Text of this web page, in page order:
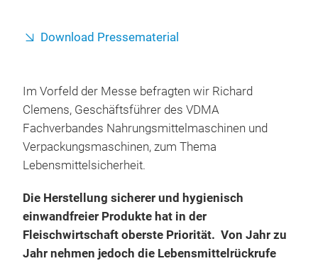
Download Pressematerial
Im Vorfeld der Messe befragten wir Richard
Clemens, Geschäftsführer des VDMA
Fachverbandes Nahrungsmittelmaschinen und
Verpackungsmaschinen, zum Thema
Lebensmittelsicherheit.
Die Herstellung sicherer und hygienisch
einwandfreier Produkte hat in der
Fleischwirtschaft oberste Priorität. Von Jahr zu
Jahr nehmen jedoch die Lebensmittelrückrufe